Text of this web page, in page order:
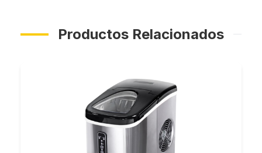
Productos Relacionados